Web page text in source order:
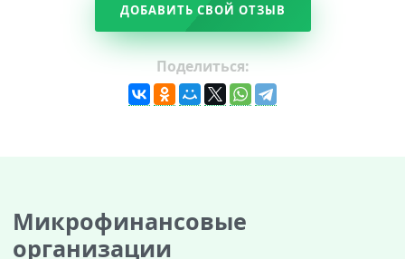
ДОБАВИТЬ СВОЙ ОТЗЫВ
Поделиться:
Микрофинансовые
организации